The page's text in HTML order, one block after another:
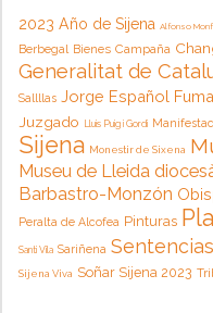
2023 Año de Sijena Alfonso
Berbegal Bienes Campaña
Generalitat de
Sallllas Jorge Español
Juzgado Lluis Puig i Gordi
Sijena Monestir de Sixena
Museu de Lleida
Barbastro-Monzón
Peralta de Alcofea Pinturas
Santi Vila Sariñena
Sijena Viva Soñar Sijena 2023